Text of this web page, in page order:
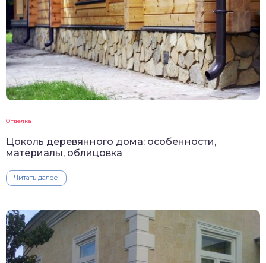
Отделка
Цоколь деревянного дома: особенности,
материалы, облицовка
Читать далее